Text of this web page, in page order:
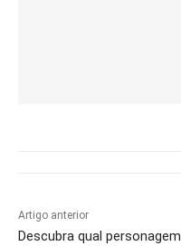
Artigo anterior
Descubra qual personagem